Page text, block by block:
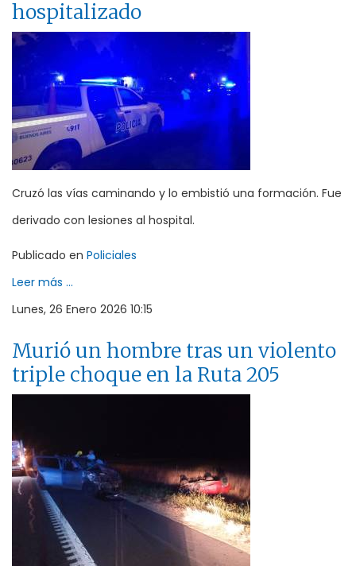
hospitalizado
Cruzó las vías caminando y lo embistió una formación. Fue
derivado con lesiones al hospital.
Publicado en Policiales
Leer más ...
Lunes, 26 Enero 2026 10:15
Murió un hombre tras un violento
triple choque en la Ruta 205